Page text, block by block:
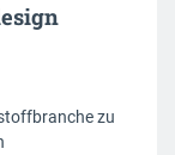
zu